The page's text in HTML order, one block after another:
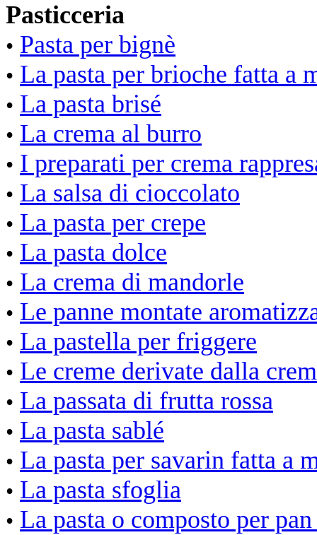
Pasticceria
• Pasta per bignè
• La pasta per brioche fatta a
• La pasta brisé
• La crema al burro
• I preparati per crema
• La salsa di cioccolato
• La pasta per crepe
• La pasta dolce
• La crema di mandorle
• Le panne montate
• La pastella per friggere
• Le creme derivate dalla
• La passata di frutta rossa
• La pasta sablé
• La pasta per savarin fatta a
• La pasta sfoglia
• La pasta o composto per